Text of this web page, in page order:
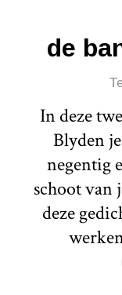
de
In deze
Blyden
negentig
schoot van
deze